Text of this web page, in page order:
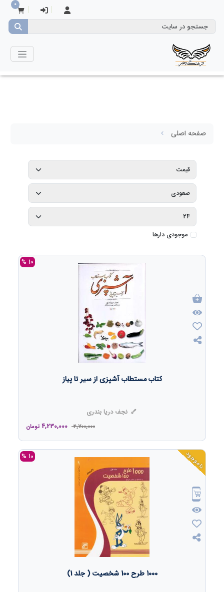
0
صفحه اصلی
موجودی دارها
10 %
کتاب مستطاب آشپزی از سیر تا پیاز
نجف دریا بندری
4,700,000
4,230,000 تومان
ناموجود 10 %
1000 طرح 100 شخصیت ( جلد 1)